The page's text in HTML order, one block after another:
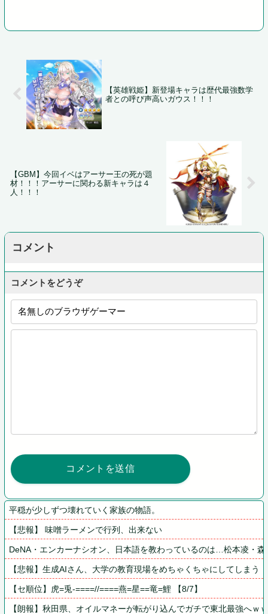
【英雄戦姫】新登場キャラは歴代最強数学
者との呼び声高いガウス！！！
【GBM】今回イベはアーサー王の死が題
材！！！アーサーに関わる新キャラは４
人！！！
コメント
コメントをどうぞ
平穏が少しずつ壊れていく家族の物語。
【悲報】 味噌ラーメンで行列、出来ない
DeNA・エンカーナシオン、日本語を教わっているのは…松本凌・森
【悲報】生成AIさん、大学の教育現場をめちゃくちゃにしてしまう
【セ順位】虎=兎-====//====燕=星==竜=鯉 【8/7】
【朗報】秋田県、オイルマネーが転がり込んでガチで東北最強へｗ